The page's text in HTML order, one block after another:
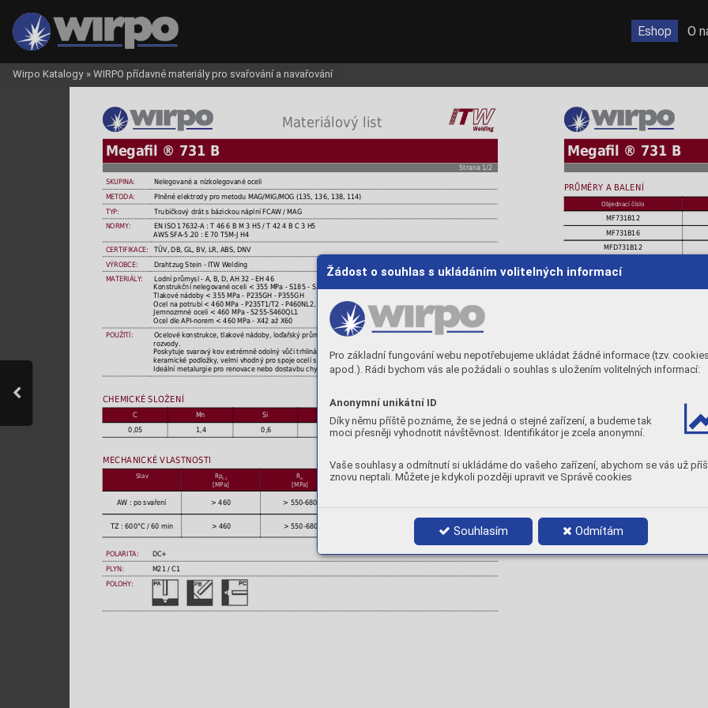
Žádost o souhlas s ukládáním volitelných informací
Pro základní fungování webu nepotřebujeme ukládat žádné informace (tzv.
apod.). Rádi bychom vás ale požádali o souhlas s uložením volitelných informací:
Anonymní unikátní ID
Díky němu příště poznáme, že se jedná o stejné zařízení, a budeme tak
moci přesněji vyhodnotit návštěvnost. Identifikátor je zcela anonymní.
Vaše souhlasy a odmítnutí si ukládáme do vašeho zařízení, abychom se vás už
znovu neptali. Můžete je kdykoli později upravit ve Správě cookies
Souhlasím Odmítám
Materiálový list
Megaﬁl ® 731 B
Strana 1/2
SKUPINA: Nelegované a nízkolegované oceli
METODA: Plněné elektrody pro metodu MAG/MIG/MOG (135, 136, 138, 114)
TYP: Trubičkový drát s bázickou náplní FCAW / MAG
NORMY:
EN ISO 17632-A : T 46 6 B M 3 H5 / T 42 4 B C 3 H5
AWS SFA-5.20 : E 70 T5M-J H4
CERTIFIKACE:
TÜV, DB, GL, BV, LR, ABS, DNV
VÝROBCE:
Drahtzug Stein - ITW Welding
MATERIÁLY: Lodní průmysl - A, B, D, AH 32 - EH 46
Konstrukční nelegované oceli < 355 MPa - S185 - S355, A 106 Gr. B, A 333 Gr 6
Tlakové nádoby < 355 MPa - P235GH - P355GH
Ocel na potrubí < 460 MPa - P235T1/T2 - P460NL2, L210 - L445MB
Jemnozrnné oceli < 460 MPa - S255-S460QL1
Ocel dle API-norem < 460 MPa - X42 až X60
POUŽITÍ:
Ocelové konstrukce, tlakové nádoby, loďařský průmysl, strojní díly a komponenty, potrubní díly a tlakové
rozvody.
Poskytuje svarový kov extrémně odolný vůči trhlinám, dobré operační vlastnosti při svařování i do
keramické podložky, velmi vhodný pro spoje ocelí s vysokým obsahem uhlíku, nebo kombinace těchto ocelí.
Ideální metalurgie pro renovace nebo dostavbu chybějícího materiálu.
CHEMICKÉ SLOŽENÍ
C Mn Si
0,05
1,4 0,6 ≤0,015 ≤0,015 rest
MECHANICKÉ VLASTNOSTI
Stav Rp0,2
[MPa]
Rm
[MPa]
A 5 Nárazová energie ISO-V
[ J ]
AW : po svaření > 460 > 550-680
80
60
TZ : 600°C / 60 min > 460 > 550-680
80 60
POLARITA:
DC+
PLYN:
M21 / C1
POLOHY:
Megaﬁl ® 731 B
PRŮMĚRY A BALENÍ
Objednací číslo
MF731B12
MF731B16
MFD731B12
Eshop O
Wirpo Katalogy » WIRPO přídavné materiály pro svařování a navařování